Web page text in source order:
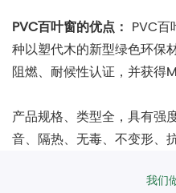
PVC百叶窗的优点： PVC百
种以塑代木的新型绿色环保
阻燃、耐候性认证，并获得
产品规格、类型全，具有强
音、隔热、无毒、不变形、
我们